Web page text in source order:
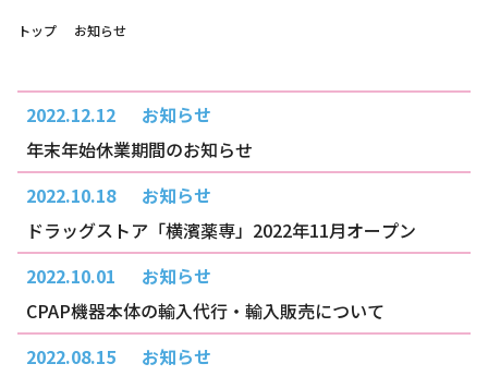
トップ お知らせ
2022.12.12
お知らせ
年末年始休業期間のお知らせ
2022.10.18
お知らせ
ドラッグストア「横濱薬専」2022年11月オープン
2022.10.01
お知らせ
CPAP機器本体の輸入代行・輸入販売について
2022.08.15
お知らせ